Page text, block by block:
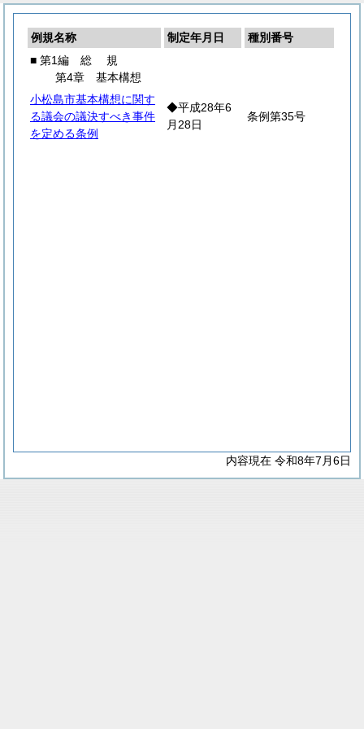
例規名称 制定年月日
種別番号
■ 第1編 総 規
第4章 基本構想
小松島市基本構想に関す
る議会の議決すべき事件
を定める条例
◆平成28年6
月28日
条例第35号
内容現在 令和8年7月6日